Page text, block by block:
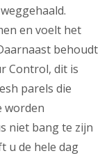
en voelt het
behoudt
Control, dit is
parels die
worden
niet bang te zijn
u de hele dag